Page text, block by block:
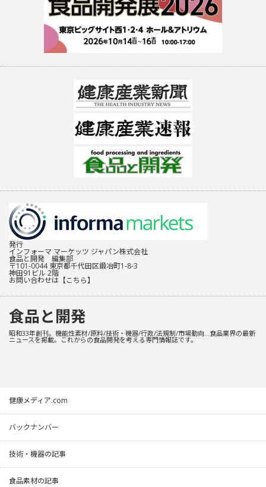
発行
インフォーマ マーケッツ ジャパン株式会社
食品と開発 編集部
〒101-0044 東京都千代田区鍛冶町1-8-3
神田91ビル 2階
お問い合わせは 【こちら】
食品と開発
昭和33年創刊。機能性素材/原料/技術・機器/行政/法規制/市場動向…食品業界の最新
ニュースを掲載。これからの食品開発を考える専門情報誌です。
健康メディア.com
バックナンバー
技術・機器の記事
食品素材の記事